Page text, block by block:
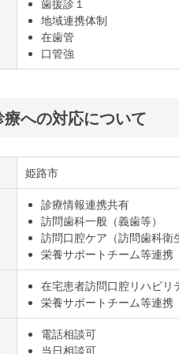
歯援診１
地域連携体制
在歯管
口管強
療への対応について
姫路市
診療情報連携共有
訪問歯科一般（義歯等）
訪問口腔ケア（訪問歯科衛
栄養サポートチーム等連携
在宅患者訪問口腔リハビリ
栄養サポートチーム等連携
電話相談可
当日相談可